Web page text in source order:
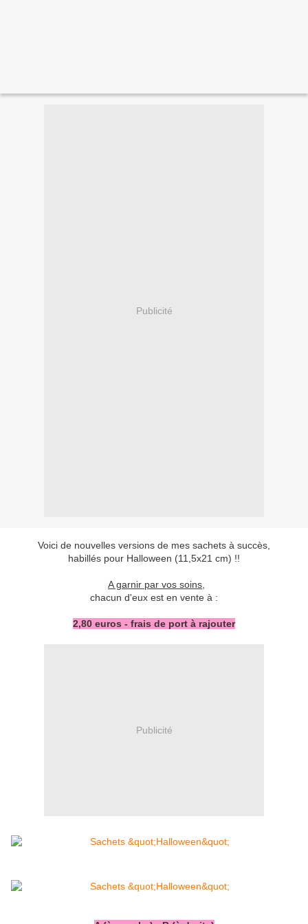
Publicité
Voici de nouvelles versions de mes sachets à succès,
habillés pour Halloween (11,5x21 cm) !!
A garnir par vos soins
chacun d'eux est en vente à :
2,80 euros - frais de port à rajouter
Publicité